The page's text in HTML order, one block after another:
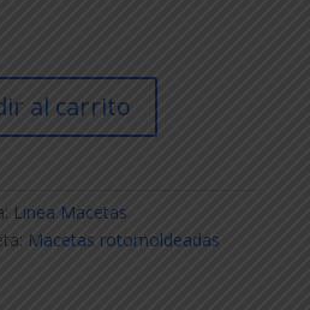
al carrito
Linea Macetas
Macetas rotomoldeadas